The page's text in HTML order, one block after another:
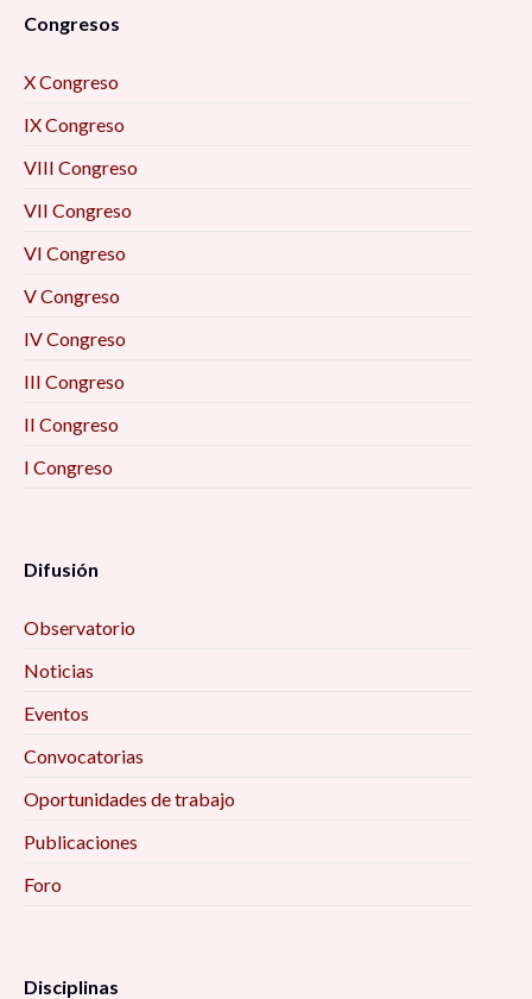
Congresos
X Congreso
IX Congreso
VIII Congreso
VII Congreso
VI Congreso
V Congreso
IV Congreso
III Congreso
II Congreso
I Congreso
Difusión
Observatorio
Noticias
Eventos
Convocatorias
Oportunidades de trabajo
Publicaciones
Foro
Disciplinas